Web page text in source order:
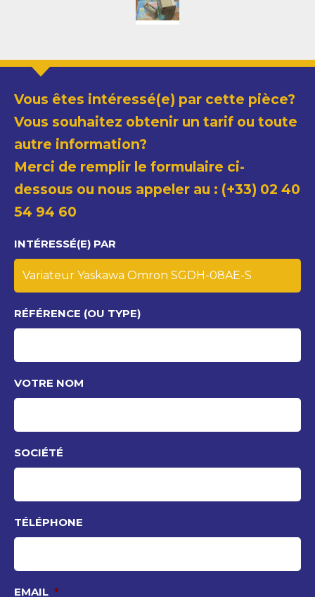
Vous êtes intéressé(e) par cette pièce?
Vous souhaitez obtenir un tarif ou toute
autre information?
Merci de remplir le formulaire ci-
dessous ou nous appeler au : (+33) 02 40
54 94 60
INTÉRESSÉ(E) PAR
RÉFÉRENCE (OU TYPE)
VOTRE NOM
SOCIÉTÉ
TÉLÉPHONE
EMAIL *